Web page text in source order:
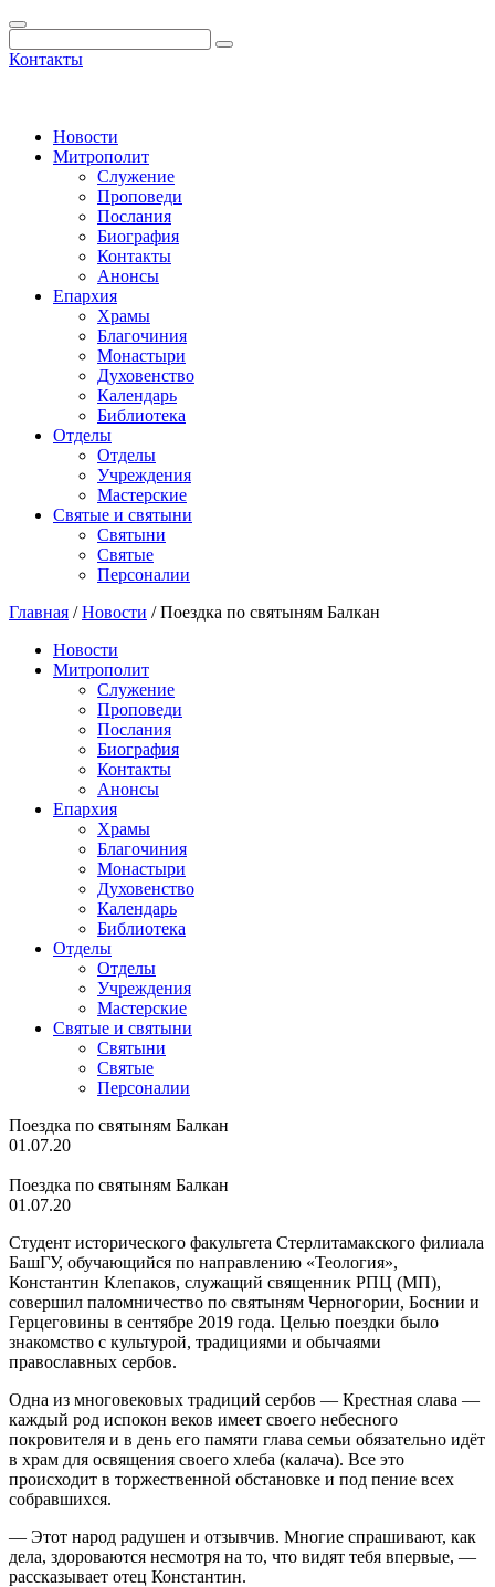
Контакты
Новости
Митрополит
Служение
Проповеди
Послания
Биография
Контакты
Анонсы
Епархия
Храмы
Благочиния
Монастыри
Духовенство
Календарь
Библиотека
Отделы
Отделы
Учреждения
Мастерские
Святые и святыни
Cвятыни
Cвятые
Персоналии
Главная /Новости /Поездка по святыням Балкан
Новости
Митрополит
Служение
Проповеди
Послания
Биография
Контакты
Анонсы
Епархия
Храмы
Благочиния
Монастыри
Духовенство
Календарь
Библиотека
Отделы
Отделы
Учреждения
Мастерские
Святые и святыни
Cвятыни
Cвятые
Персоналии
Поездка по святыням Балкан
01.07.20
Поездка по святыням Балкан
01.07.20
Студент исторического факультета Стерлитамакского филиала
БашГУ, обучающийся по направлению «Теология»,
Константин Клепаков, служащий священник РПЦ (МП),
совершил паломничество по святыням Черногории, Боснии и
Герцеговины в сентябре 2019 года. Целью поездки было
знакомство с культурой, традициями и обычаями
православных сербов.
Одна из многовековых традиций сербов — Крестная слава —
каждый род испокон веков имеет своего небесного
покровителя и в день его памяти глава семьи обязательно идёт
в храм для освящения своего хлеба (калача). Все это
происходит в торжественной обстановке и под пение всех
собравшихся.
— Этот народ радушен и отзывчив. Многие спрашивают, как
дела, здороваются несмотря на то, что видят тебя впервые, —
рассказывает отец Константин.